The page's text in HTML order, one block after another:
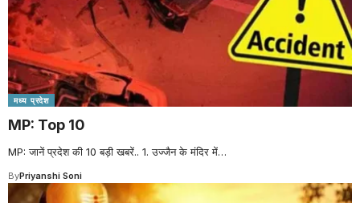
मध्य प्रदेश
MP: Top 10
MP: जानें प्रदेश की 10 बड़ी खबरें.. 1. उज्जैन के मंदिर में…
ByPriyanshi Soni